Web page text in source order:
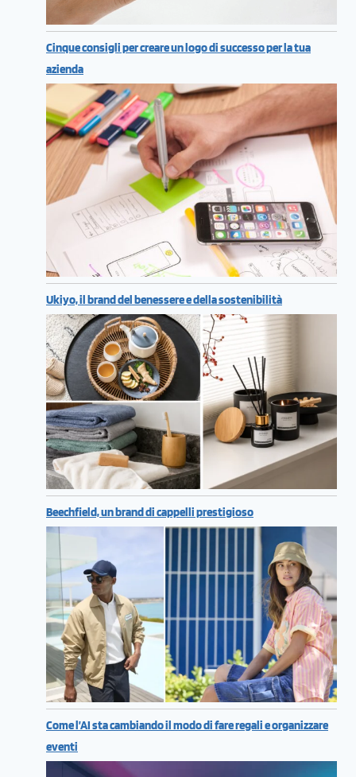
Cinque consigli per creare un logo di successo per la tua
azienda
Ukiyo, il brand del benessere e della sostenibilità
Beechfield, un brand di cappelli prestigioso
Come l’AI sta cambiando il modo di fare regali e organizzare
eventi